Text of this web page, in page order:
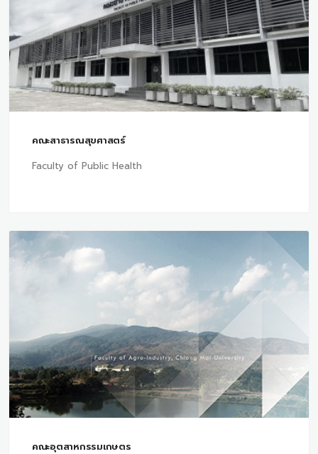
คณะสาธารณสุขศาสตร์
Faculty of Public Health
คณะอุตสาหกรรมเกษตร